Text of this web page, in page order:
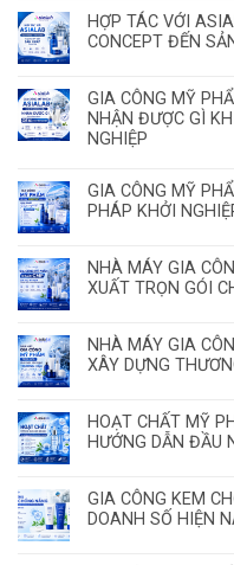
HỢP TÁC VỚI
CONCEPT ĐẾN
GIA CÔNG MỸ
NHẬN ĐƯỢC GÌ
NGHIỆP
GIA CÔNG MỸ
PHÁP KHỞI
NHÀ MÁY GIA
XUẤT TRỌN GÓI
NHÀ MÁY GIA
XÂY DỰNG
HOẠT CHẤT MỸ
HƯỚNG DẪN ĐẦU
GIA CÔNG KEM
DOANH SỐ HIỆN